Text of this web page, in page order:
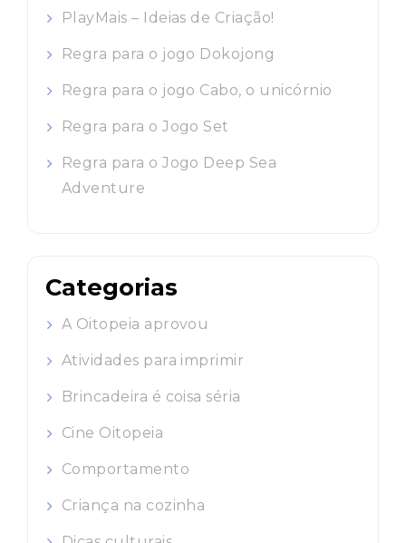
PlayMais – Ideias de Criação!
Regra para o jogo Dokojong
Regra para o jogo Cabo, o unicórnio
Regra para o Jogo Set
Regra para o Jogo Deep Sea
Adventure
Categorias
A Oitopeia aprovou
Atividades para imprimir
Brincadeira é coisa séria
Cine Oitopeia
Comportamento
Criança na cozinha